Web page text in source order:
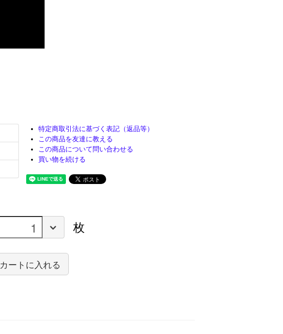
特定商取引法に基づく表記（返品等）
この商品を友達に教える
この商品について問い合わせる
買い物を続ける
枚
カートに入れる